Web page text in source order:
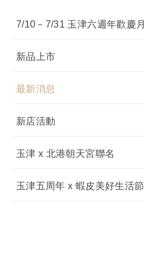
7/10－7/31 玉津六週年歡慶月
新品上市
最新消息
新店活動
玉津 x 北港朝天宮聯名
玉津五周年 x 蝦皮美好生活節